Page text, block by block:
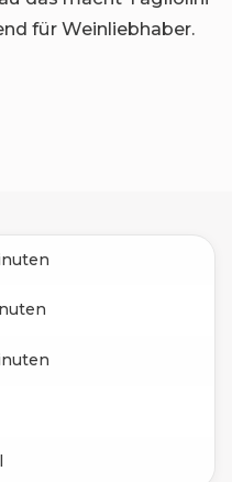
für Weinliebhaber.